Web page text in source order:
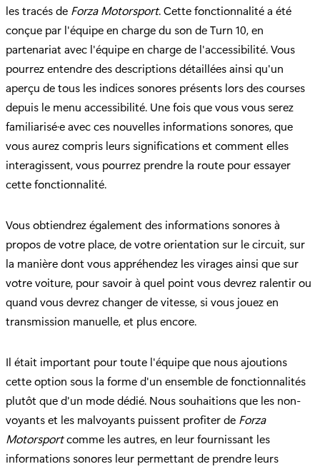
les tracés de Forza Motorsport. Cette fonctionnalité a été
conçue par l'équipe en charge du son de Turn 10, en
partenariat avec l'équipe en charge de l'accessibilité. Vous
pourrez entendre des descriptions détaillées ainsi qu'un
aperçu de tous les indices sonores présents lors des courses
depuis le menu accessibilité. Une fois que vous vous serez
familiarisé·e avec ces nouvelles informations sonores, que
vous aurez compris leurs significations et comment elles
interagissent, vous pourrez prendre la route pour essayer
cette fonctionnalité.
Vous obtiendrez également des informations sonores à
propos de votre place, de votre orientation sur le circuit, sur
la manière dont vous appréhendez les virages ainsi que sur
votre voiture, pour savoir à quel point vous devrez ralentir ou
quand vous devrez changer de vitesse, si vous jouez en
transmission manuelle, et plus encore.
Il était important pour toute l'équipe que nous ajoutions
cette option sous la forme d'un ensemble de fonctionnalités
plutôt que d'un mode dédié. Nous souhaitions que les non-
voyants et les malvoyants puissent profiter de Forza
Motorsportcomme les autres, en leur fournissant les
informations sonores leur permettant de prendre leurs